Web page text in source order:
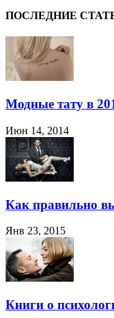
ПОСЛЕДНИЕ
Модные тату в
Июн 14, 2014
Как правильно
Янв 23, 2015
Книги о